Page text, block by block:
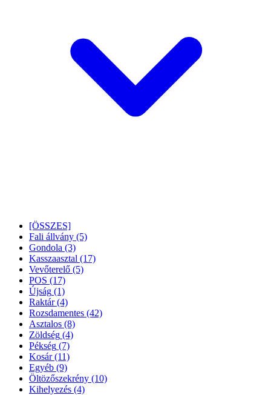
[ÖSSZES]
Fali állvány (5)
Gondola (3)
Kasszaasztal (17)
Vevőterelő (5)
POS (17)
Újság (1)
Raktár (4)
Rozsdamentes (42)
Asztalos (8)
Zöldség (4)
Pékség (7)
Kosár (11)
Egyéb (9)
Öltözőszekrény (10)
Kihelyezés (4)